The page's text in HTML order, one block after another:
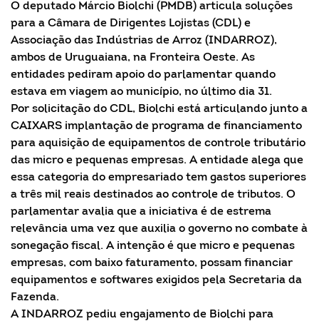
O deputado Márcio Biolchi (PMDB) articula soluções
para a Câmara de Dirigentes Lojistas (CDL) e
Associação das Indústrias de Arroz (INDARROZ),
ambos de Uruguaiana, na Fronteira Oeste. As
entidades pediram apoio do parlamentar quando
estava em viagem ao município, no último dia 31.
Por solicitação do CDL, Biolchi está articulando junto a
CAIXARS implantação de programa de financiamento
para aquisição de equipamentos de controle tributário
das micro e pequenas empresas. A entidade alega que
essa categoria do empresariado tem gastos superiores
a três mil reais destinados ao controle de tributos. O
parlamentar avalia que a iniciativa é de estrema
relevância uma vez que auxilia o governo no combate à
sonegação fiscal. A intenção é que micro e pequenas
empresas, com baixo faturamento, possam financiar
equipamentos e softwares exigidos pela Secretaria da
Fazenda.
A INDARROZ pediu engajamento de Biolchi para